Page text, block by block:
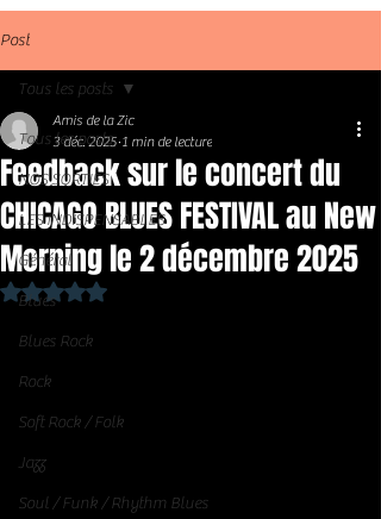
Post
Tous les posts
NOS SORTIES
LES INDISPENSABLES
Général
Blues
Blues Rock
Rock
Soft Rock / Folk
Jazz
Soul / Funk / Rhythm Blues
Tous les posts
Feedback sur le concert du
CHICAGO BLUES FESTIVAL au New
Morning le 2 décembre 2025
Amis de la Zic
3 déc. 2025 1 min de lecture
Noté NaN étoiles sur 5.